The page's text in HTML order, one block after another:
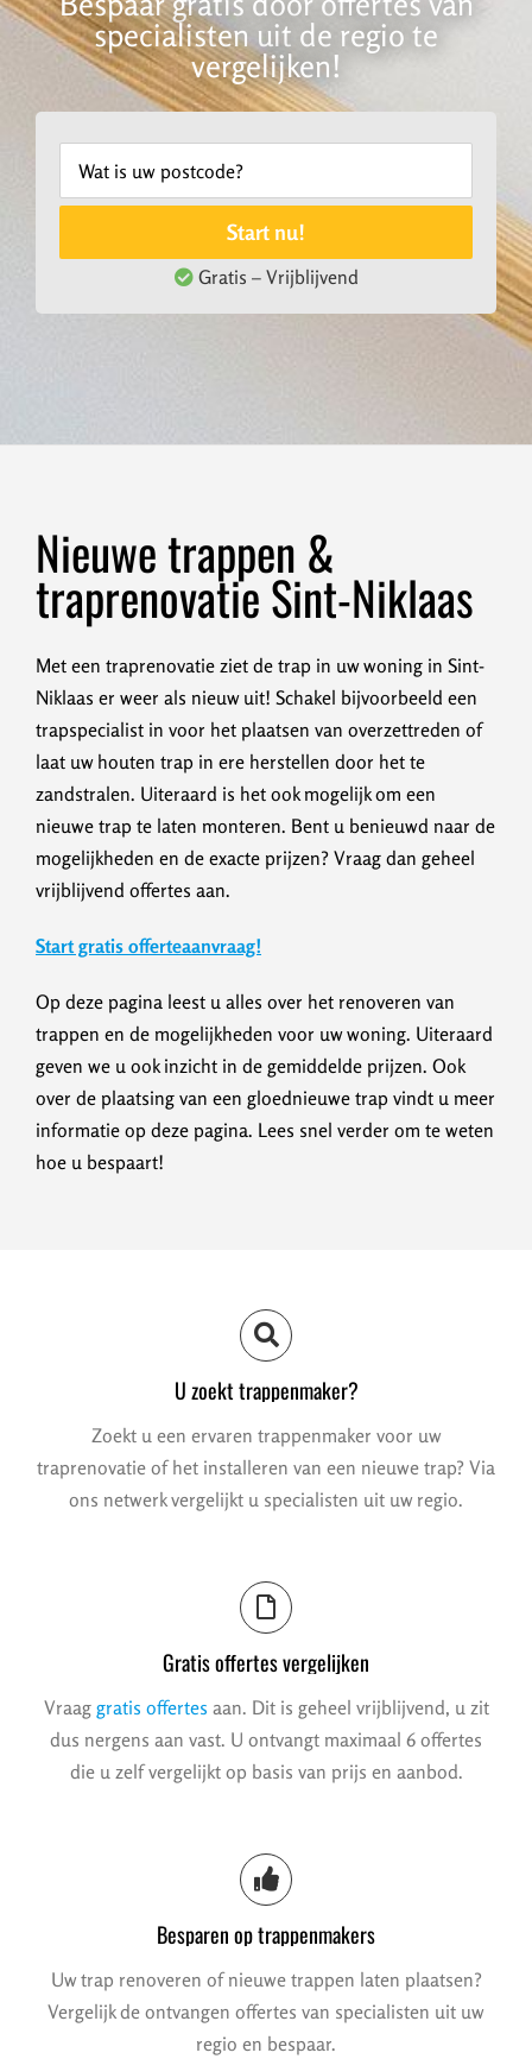
specialisten uit de regio te
vergelijken!
Start nu!
Gratis – Vrijblijvend
Nieuwe trappen &
traprenovatie Sint-Niklaas
Met een traprenovatie ziet de trap in uw woning in Sint-
Niklaas er weer als nieuw uit! Schakel bijvoorbeeld een
trapspecialist in voor het plaatsen van overzettreden of
laat uw houten trap in ere herstellen door het te
zandstralen. Uiteraard is het ook mogelijk om een
nieuwe trap te laten monteren. Bent u benieuwd naar de
mogelijkheden en de exacte prijzen? Vraag dan geheel
vrijblijvend offertes aan.
Start gratis offerteaanvraag!
Op deze pagina leest u alles over het renoveren van
trappen en de mogelijkheden voor uw woning. Uiteraard
geven we u ook inzicht in de gemiddelde prijzen. Ook
over de plaatsing van een gloednieuwe trap vindt u meer
informatie op deze pagina. Lees snel verder om te weten
hoe u bespaart!
U zoekt trappenmaker?
Zoekt u een ervaren trappenmaker voor uw
traprenovatie of het installeren van een nieuwe trap? Via
ons netwerk vergelijkt u specialisten uit uw regio.
Gratis offertes vergelijken
Vraag gratis offertes aan. Dit is geheel vrijblijvend, u zit
dus nergens aan vast. U ontvangt maximaal 6 offertes
die u zelf vergelijkt op basis van prijs en aanbod.
Besparen op trappenmakers
Uw trap renoveren of nieuwe trappen laten plaatsen?
Vergelijk de ontvangen offertes van specialisten uit uw
regio en bespaar.